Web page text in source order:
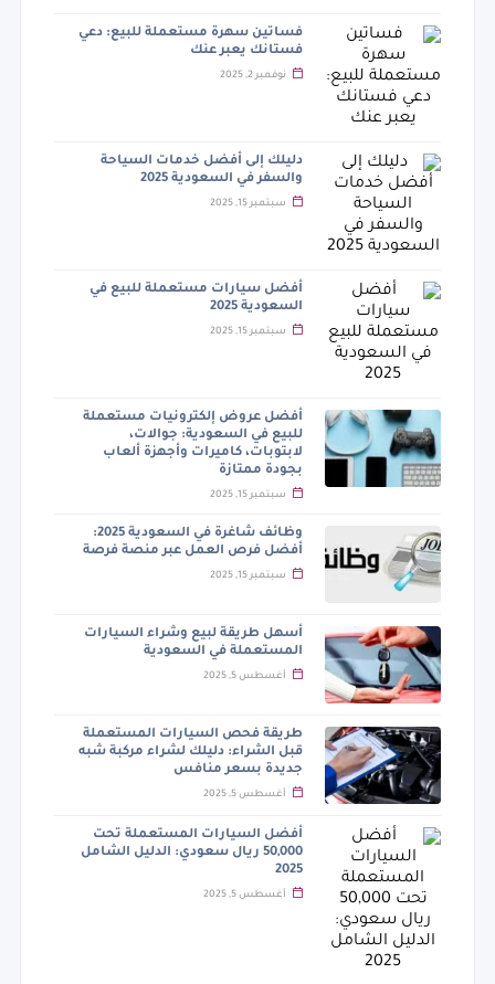
فساتين سهرة مستعملة للبيع: دعي
فستانك يعبر عنك
نوفمبر 2, 2025
دليلك إلى أفضل خدمات السياحة
والسفر في السعودية 2025
سبتمبر 15, 2025
أفضل سيارات مستعملة للبيع في
السعودية 2025
سبتمبر 15, 2025
أفضل عروض إلكترونيات مستعملة
للبيع في السعودية: جوالات،
لابتوبات، كاميرات وأجهزة ألعاب
بجودة ممتازة
سبتمبر 15, 2025
وظائف شاغرة في السعودية 2025:
أفضل فرص العمل عبر منصة فرصة
سبتمبر 15, 2025
أسهل طريقة لبيع وشراء السيارات
المستعملة في السعودية
أغسطس 5, 2025
طريقة فحص السيارات المستعملة
قبل الشراء: دليلك لشراء مركبة شبه
جديدة بسعر منافس
أغسطس 5, 2025
أفضل السيارات المستعملة تحت
50,000 ريال سعودي: الدليل الشامل
2025
أغسطس 5, 2025